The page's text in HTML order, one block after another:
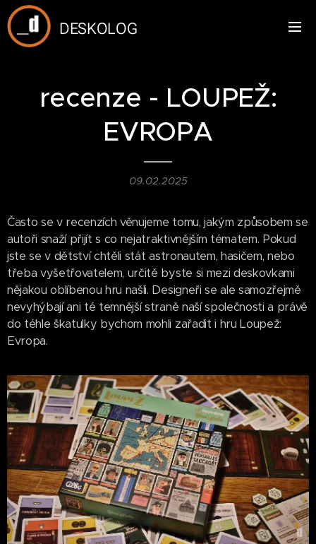
DESKOLOG
recenze - LOUPEŽ:
EVROPA
09.02.2025
Často se v recenzích věnujeme tomu, jakým způsobem se
autoři snaží přijít s co nejatraktivnějším tématem. Pokud
jste se v dětství chtěli stát astronautem, hasičem, nebo
třeba vyšetřovatelem, určitě byste si mezi deskovkami
nějakou oblíbenou hru našli. Designeři se ale samozřejmě
nevyhýbají ani té temnější straně naší společnosti a právě
do téhle škatulky bychom mohli zařadit i hru Loupež:
Evropa.